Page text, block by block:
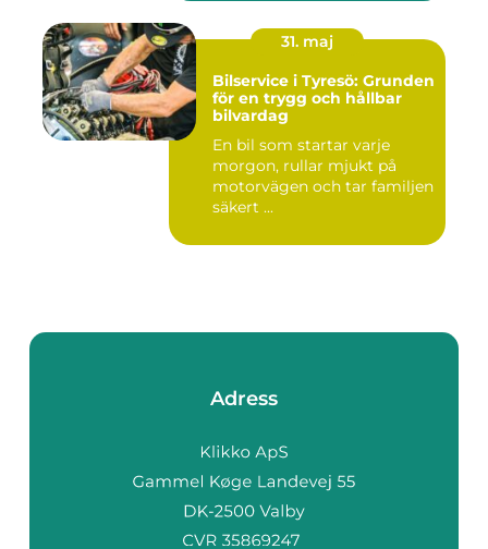
31. maj
Bilservice i Tyresö: Grunden
för en trygg och hållbar
bilvardag
En bil som startar varje
morgon, rullar mjukt på
motorvägen och tar familjen
säkert ...
Adress